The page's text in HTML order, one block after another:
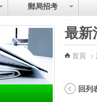
郵局招考
最新
首頁 >
回列